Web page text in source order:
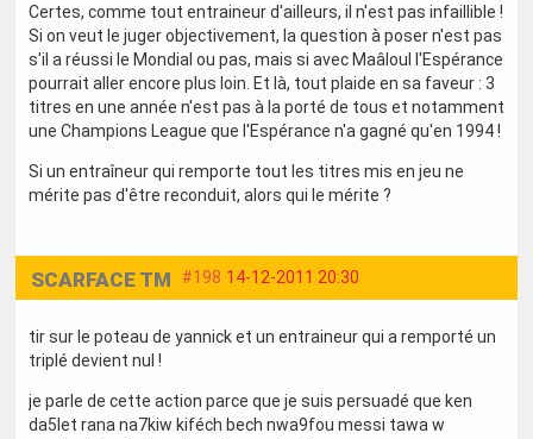
Certes, comme tout entraineur d'ailleurs, il n'est pas infaillible !
Si on veut le juger objectivement, la question à poser n'est pas
s'il a réussi le Mondial ou pas, mais si avec Maâloul l'Espérance
pourrait aller encore plus loin. Et là, tout plaide en sa faveur : 3
titres en une année n'est pas à la porté de tous et notamment
une Champions League que l'Espérance n'a gagné qu'en 1994 !
Si un entraîneur qui remporte tout les titres mis en jeu ne
mérite pas d'être reconduit, alors qui le mérite ?
#198 14-12-2011 20:30
SCARFACE TM
tir sur le poteau de yannick et un entraineur qui a remporté un
triplé devient nul !
je parle de cette action parce que je suis persuadé que ken
da5let rana na7kiw kiféch bech nwa9fou messi tawa w